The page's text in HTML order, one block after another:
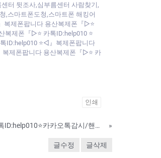
터 뒷조사,심부름센터 사람찾기,
,스마트폰도청,스마트폰 해킹어
복제폰팝니다 용산복제폰『▷⭐
제폰『▷⭐ 카톡ID:help010 ⭐
ID:help010 ⭐◁』복제폰팝니다
제폰팝니다 용산복제폰『▷⭐ 카
인쇄
남친/여친/애인/카톡해킹/인스타해킹⭐카톡ID:help010⭐카카오톡감시/핸드폰해킹해드립니다 »
글수정 글삭제